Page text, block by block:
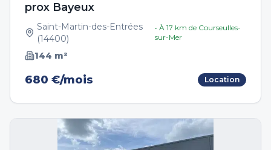
prox Bayeux
Saint-Martin-des-Entrées
(14400)
• À17 km de Courseulles-
sur-Mer
144 m²
680 €/mois Location